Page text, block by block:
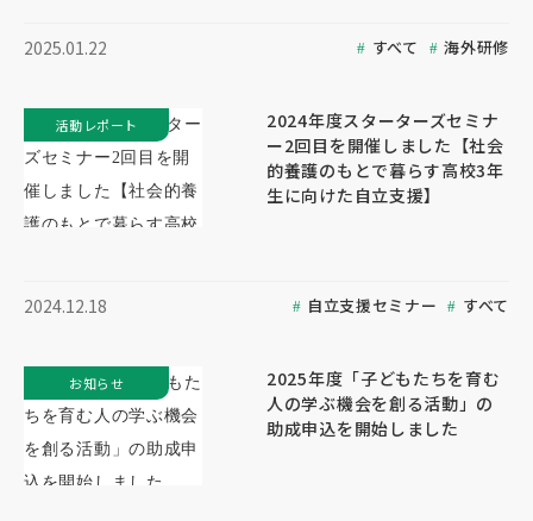
2025.01.22 すべて 海外研修
2024年度スターターズセミナ
ー2回目を開催しました【社会
的養護のもとで暮らす高校3年
生に向けた自立支援】
2024.12.18 自立支援セミナー すべて
活動レポート
2025年度「子どもたちを育む
人の学ぶ機会を創る活動」の
助成申込を開始しました
お知らせ